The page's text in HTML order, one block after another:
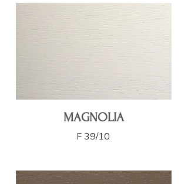
MAGNOLIA
F 39/10